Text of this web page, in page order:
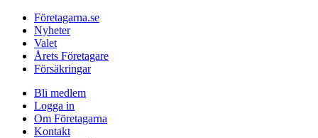
Företagarna.se
Nyheter
Valet
Årets Företagare
Försäkringar
Bli medlem
Logga in
Om Företagarna
Kontakt